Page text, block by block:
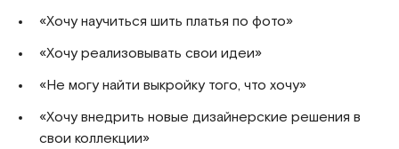
«Хочу научиться шить платья по фото»
«Хочу реализовывать свои идеи»
«Не могу найти выкройку того, что хочу»
«Хочу внедрить новые дизайнерские решения в
свои коллекции»